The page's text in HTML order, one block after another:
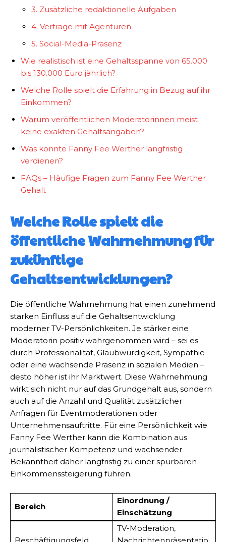
3. Zusätzliche redaktionelle Aufgaben
4. Verträge mit Agenturen
5. Social-Media-Präsenz
Wie realistisch ist eine Gehaltsspanne von 65.000
bis 130.000 Euro jährlich?
Welche Rolle spielt die Erfahrung in Bezug auf ihr
Einkommen?
Warum veröffentlichen Moderatorinnen meist
keine exakten Gehaltsangaben?
Was könnte Fanny Fee Werther langfristig
verdienen?
FAQs – Häufige Fragen zum Fanny Fee Werther
Gehalt
Welche Rolle spielt die
öffentliche Wahrnehmung für
zukünftige
Gehaltsentwicklungen?
Die öffentliche Wahrnehmung hat einen zunehmend
starken Einfluss auf die Gehaltsentwicklung
moderner TV-Persönlichkeiten. Je stärker eine
Moderatorin positiv wahrgenommen wird – sei es
durch Professionalität, Glaubwürdigkeit, Sympathie
oder eine wachsende Präsenz in sozialen Medien –
desto höher ist ihr Marktwert. Diese Wahrnehmung
wirkt sich nicht nur auf das Grundgehalt aus, sondern
auch auf die Anzahl und Qualität zusätzlicher
Anfragen für Eventmoderationen oder
Unternehmensauftritte. Für eine Persönlichkeit wie
Fanny Fee Werther kann die Kombination aus
journalistischer Kompetenz und wachsender
Bekanntheit daher langfristig zu einer spürbaren
Einkommenssteigerung führen.
Bereich
Einordnung /
Einschätzung
TV-Moderation,